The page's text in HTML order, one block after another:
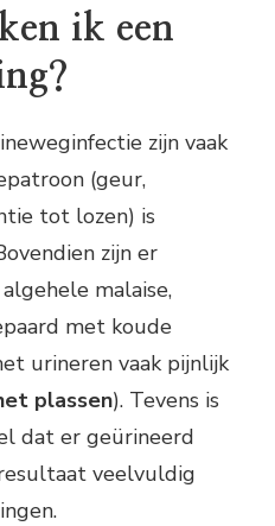
ik een
zijn vaak
(geur,
tot lozen) is
zijn er
malaise,
met koude
urineren vaak pijnlijk
plassen). Tevens is
dat er geürineerd
veelvuldig